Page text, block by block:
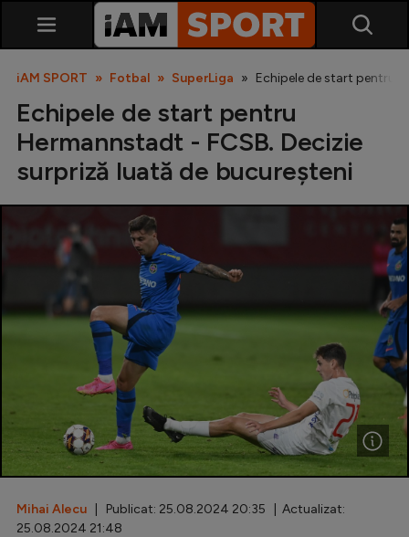
SuperLiga
Liga 2
Cupa României
Echipa Națională
U21
Fotbal feminin
Special
Diverse
Inedit
iAM SPORT Fotbal SuperLiga Echipele de start pentru
Echipele de start pentru
Hermannstadt - FCSB. Decizie
surpriză luată de bucureșteni
Mihai Alecu | Publicat: 25.08.2024 20:35 | Actualizat:
25.08.2024 21:48